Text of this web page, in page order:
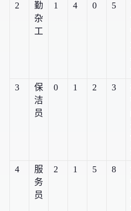
2
勤
杂
工
1 4 0 5
3
保
洁
员
0 1 2 3
4
服
务
员
2 1 5 8